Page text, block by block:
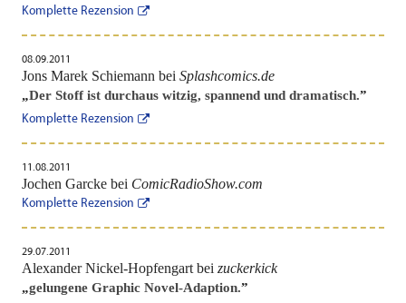
Komplette Rezension
08.09.2011
Jons Marek Schiemann bei Splashcomics.de
„Der Stoff ist durchaus witzig, spannend und dramatisch.”
Komplette Rezension
11.08.2011
Jochen Garcke bei ComicRadioShow.com
Komplette Rezension
29.07.2011
Alexander Nickel-Hopfengart bei zuckerkick
„gelungene Graphic Novel-Adaption.”